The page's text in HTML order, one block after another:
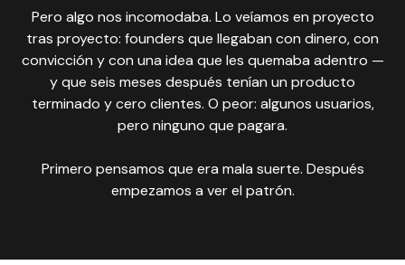
Pero algo nos incomodaba. Lo veíamos en proyecto
tras proyecto: founders que llegaban con dinero, con
convicción y con una idea que les quemaba adentro —
y que seis meses después tenían un producto
terminado y cero clientes. O peor: algunos usuarios,
pero ninguno que pagara.
Primero pensamos que era mala suerte. Después
empezamos a ver el patrón.